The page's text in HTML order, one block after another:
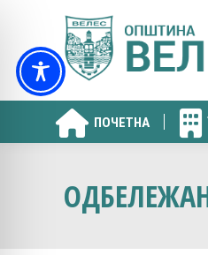
ПОЧЕТНА
ПОЧЕТНА